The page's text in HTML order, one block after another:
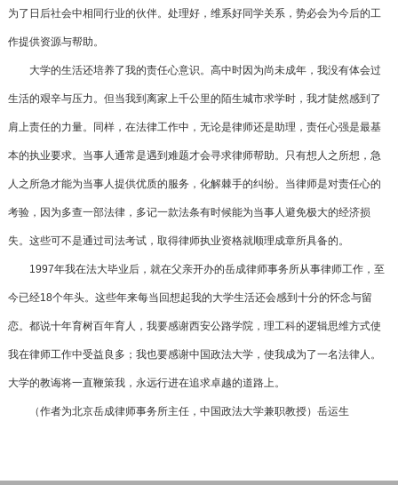
为了日后社会中相同行业的伙伴。处理好，维系好同学关系，势必会为今后的工
作提供资源与帮助。
大学的生活还培养了我的责任心意识。高中时因为尚未成年，我没有体会过
生活的艰辛与压力。但当我到离家上千公里的陌生城市求学时，我才陡然感到了
肩上责任的力量。同样，在法律工作中，无论是律师还是助理，责任心强是最基
本的执业要求。当事人通常是遇到难题才会寻求律师帮助。只有想人之所想，急
人之所急才能为当事人提供优质的服务，化解棘手的纠纷。当律师是对责任心的
考验，因为多查一部法律，多记一款法条有时候能为当事人避免极大的经济损
失。这些可不是通过司法考试，取得律师执业资格就顺理成章所具备的。
1997年我在法大毕业后，就在父亲开办的岳成律师事务所从事律师工作，至
今已经18个年头。这些年来每当回想起我的大学生活还会感到十分的怀念与留
恋。都说十年育树百年育人，我要感谢西安公路学院，理工科的逻辑思维方式使
我在律师工作中受益良多；我也要感谢中国政法大学，使我成为了一名法律人。
大学的教诲将一直鞭策我，永远行进在追求卓越的道路上。
（作者为北京岳成律师事务所主任，中国政法大学兼职教授）岳运生